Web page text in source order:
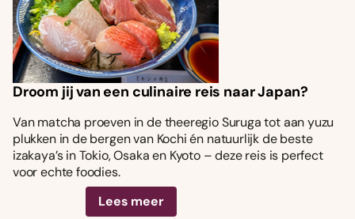
Droom jij van een culinaire reis naar Japan?
Van matcha proeven in de theeregio Suruga tot aan yuzu
plukken in de bergen van Kochi én natuurlijk de beste
izakaya’s in Tokio, Osaka en Kyoto – deze reis is perfect
voor echte foodies.
Lees meer